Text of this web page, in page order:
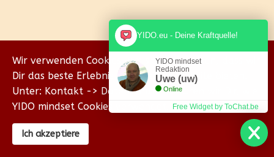
Wir verwenden Cookies, um sicherzustellen, dass wir
Dir das beste Erlebnis auf unserer Website bieten.
Unter: Kontakt -> Datenschutz erklären wir Dir, wie
YIDO mindset Cookies verwendet.
Ich akzeptiere
YIDO.eu - Deine Kraftquelle!
YIDO mindset
Redaktion
Uwe (uw)
Online
Free Widget by ToChat.be